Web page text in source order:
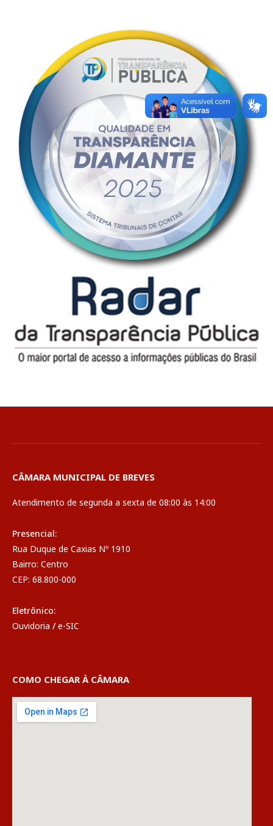
CÂMARA MUNICIPAL DE BREVES
Atendimento de segunda a sexta de 08:00 às 14:00
Presencial:
Rua Duque de Caxias Nº 1910
Bairro: Centro
CEP: 68.800-000
Eletrônico:
Ouvidoria / e-SIC
COMO CHEGAR À CÂMARA